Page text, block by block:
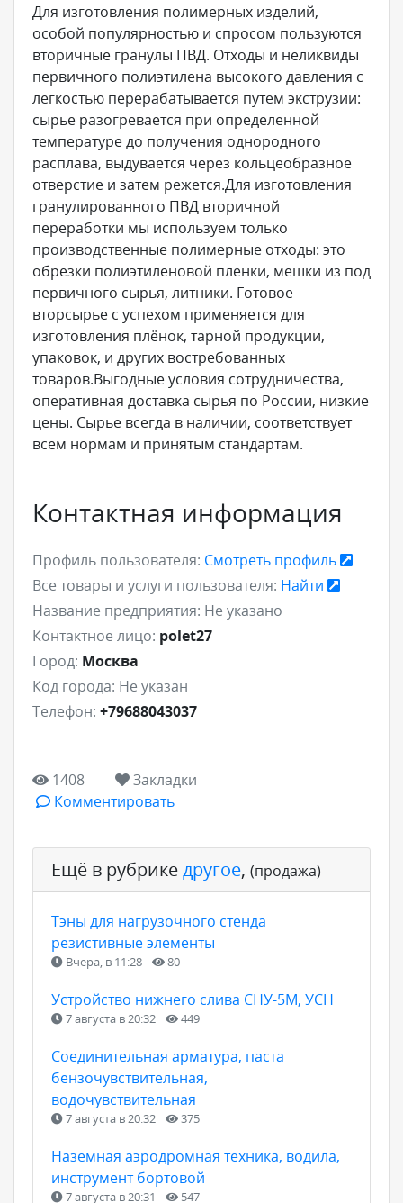
Для изготовления полимерных изделий,
особой популярностью и спросом пользуются
вторичные гранулы ПВД. Отходы и неликвиды
первичного полиэтилена высокого давления с
легкостью перерабатывается путем экструзии:
сырье разогревается при определенной
температуре до получения однородного
расплава, выдувается через кольцеобразное
отверстие и затем режется.Для изготовления
гранулированного ПВД вторичной
переработки мы используем только
производственные полимерные отходы: это
обрезки полиэтиленовой пленки, мешки из под
первичного сырья, литники. Готовое
вторсырье с успехом применяется для
изготовления плёнок, тарной продукции,
упаковок, и других востребованных
товаров.Выгодные условия сотрудничества,
оперативная доставка сырья по России, низкие
цены. Сырье всегда в наличии, соответствует
всем нормам и принятым стандартам.
Контактная информация
Профиль пользователя: Смотреть профиль
Все товары и услуги пользователя: Найти
Название предприятия: Не указано
Контактное лицо: polet27
Город: Москва
Код города: Не указан
Телефон: +79688043037
1408
Закладки
Комментировать
Ещё в рубрикедругое, (продажа)
Тэны для нагрузочного стенда
резистивные элементы
Вчера, в 11:28 80
Устройство нижнего слива СНУ-5М, УСН
7 августа в 20:32 449
Соединительная арматура, паста
бензочувствительная,
водочувствительная
7 августа в 20:32 375
Наземная аэродромная техника, водила,
инструмент бортовой
7 августа в 20:31 547